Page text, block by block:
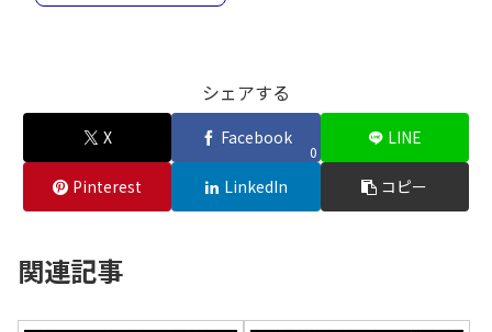
シェアする
X Facebook
0
LINE
Pinterest LinkedIn コピー
関連記事